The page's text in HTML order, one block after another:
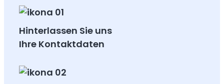
Hinterlassen Sie uns
Ihre Kontaktdaten